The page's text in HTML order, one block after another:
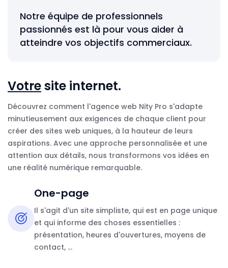
Notre équipe de professionnels
passionnés est là pour vous aider à
atteindre vos objectifs commerciaux.
Votresite internet.
Découvrez comment l'agence web Nity Pro s'adapte
minutieusement aux exigences de chaque client pour
créer des sites web uniques, à la hauteur de leurs
aspirations. Avec une approche personnalisée et une
attention aux détails, nous transformons vos idées en
une réalité numérique remarquable.
One-page
Il s'agit d'un site simpliste, qui est en page unique
et qui informe des choses essentielles :
présentation, heures d'ouvertures, moyens de
contact, ...